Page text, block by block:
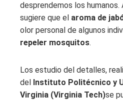
desprendemos los humanos.
sugiere que el aroma de
olor personal de algunos
repeler mosquitos.
Los estudio del detalles,
del
Instituto Politécnico y
Virginia (Virginia Tech)se